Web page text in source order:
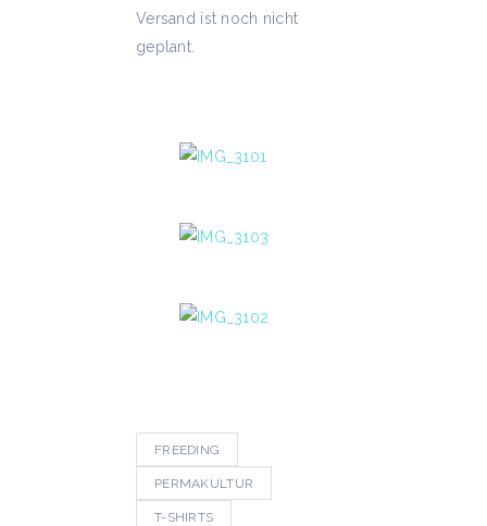
Versand ist noch nicht
geplant.
FREEDING
PERMAKULTUR
T-SHIRTS